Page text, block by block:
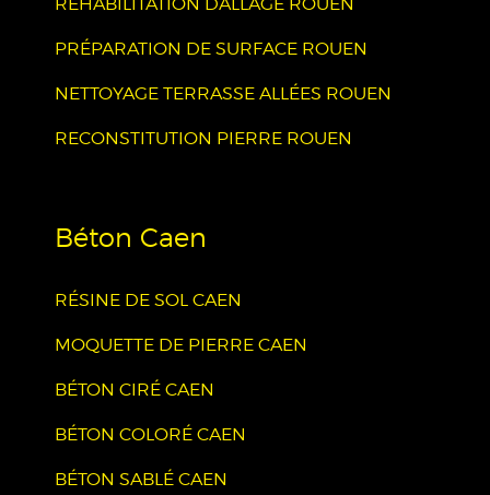
PRÉPARATION DE SURFACE ROUEN
NETTOYAGE TERRASSE ALLÉES ROUEN
RECONSTITUTION PIERRE ROUEN
Béton Caen
RÉSINE DE SOL CAEN
MOQUETTE DE PIERRE CAEN
BÉTON CIRÉ CAEN
BÉTON COLORÉ CAEN
BÉTON SABLÉ CAEN